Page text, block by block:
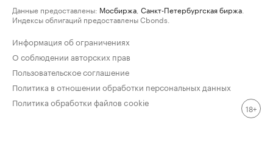
Данные предоставлены: Мосбиржа Санкт-Петербургская биржа
Индексы облигаций предоставлены Cbonds.
Информация об ограничениях
О соблюдении авторских прав
Пользовательское соглашение
Политика в отношении обработки персональных данных
Политика обработки файлов cookie
18+